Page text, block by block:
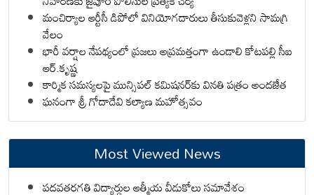
మంచిర్యాల ఆర్టీసీ డిపోలో వినియోగదారులు తీసుకువెళ్లని సామగ్రి
వేలం
భారీ వర్షాల నేపథ్యంలో ప్రజలు అప్రమత్తంగా ఉండాలి కోటపల్లి సీఐ
ఆర్.కృష్ణ
కార్మిక సమస్యలపై మున్సిపల్ కమిషనర్‌కు వినతి పత్రం అందజేత
ఘనంగా శ్రీ గోదాదేవి కల్యాణ మహోత్సవం
Most Viewed News
పదవతరగతి విద్యార్థుల ఆత్మీయ వీడుకోలు సమావేశం